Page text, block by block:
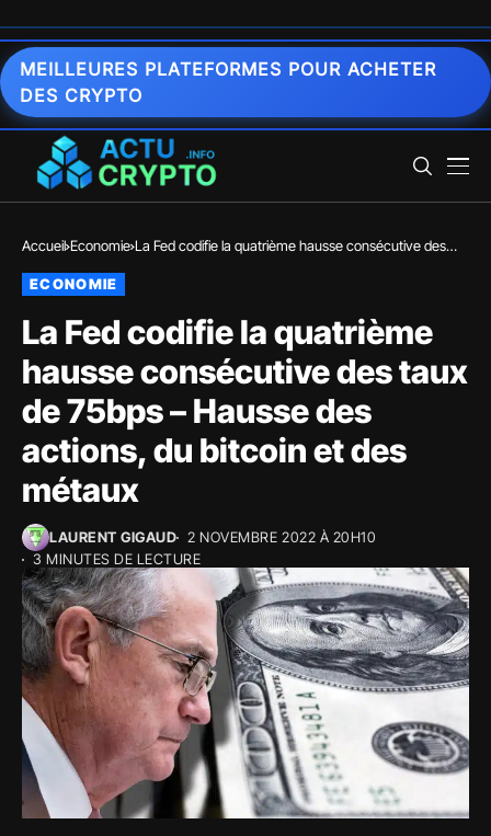
MEILLEURES PLATEFORMES POUR ACHETER
DES CRYPTO
Accueil Economie La Fed codifie la quatrième hausse consécutive des
ECONOMIE
La Fed codifie la quatrième
hausse consécutive des taux
de 75bps – Hausse des
actions, du bitcoin et des
métaux
LAURENT GIGAUD
2 NOVEMBRE 2022 À 20H10
3 MINUTES DE LECTURE